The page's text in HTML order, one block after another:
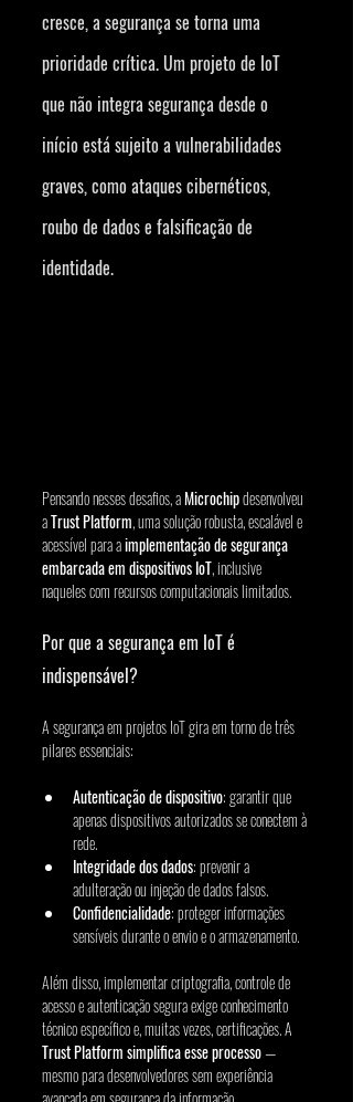
cresce, a segurança se torna uma
prioridade crítica. Um projeto de IoT
que não integra segurança desde o
início está sujeito a vulnerabilidades
graves, como ataques cibernéticos,
roubo de dados e falsificação de
identidade.
Pensando nesses desafios, a Microchip desenvolveu
a Trust Platform, uma solução robusta, escalável e
acessível para a implementação de segurança
embarcada em dispositivos IoT, inclusive
naqueles com recursos computacionais limitados.
Por que a segurança em IoT é
indispensável?
A segurança em projetos IoT gira em torno de três
pilares essenciais:
Autenticação de dispositivo: garantir que
apenas dispositivos autorizados se conectem à
rede.
Integridade dos dados: prevenir a
adulteração ou injeção de dados falsos.
Confidencialidade: proteger informações
sensíveis durante o envio e o armazenamento.
Além disso, implementar criptografia, controle de
acesso e autenticação segura exige conhecimento
técnico específico e, muitas vezes, certificações. A
Trust Platform simplifica esse processo —
mesmo para desenvolvedores sem experiência